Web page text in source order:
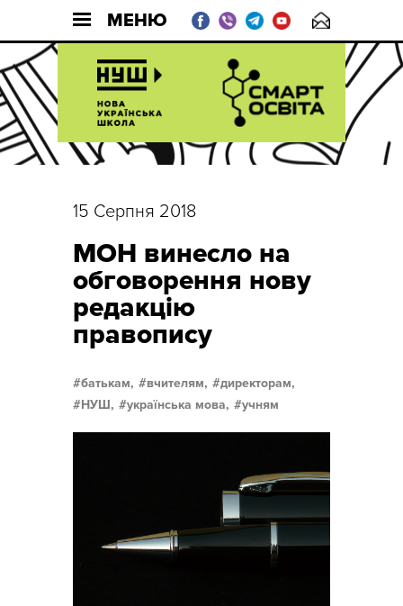
МЕНЮ
15 Серпня 2018
МОН винесло на
обговорення нову
редакцію
правопису
батькам, вчителям,
директорам,
НУШ,
українська мова, учням